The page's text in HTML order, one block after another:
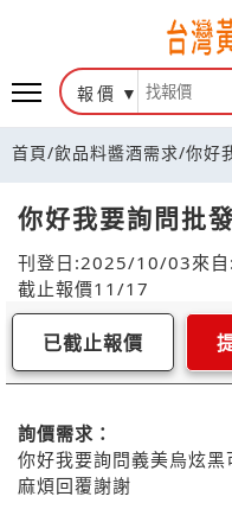
報價
首頁/飲品料醬酒需求/你好
你好我要詢問批
刊登日:2025/10/03來
截止報價11/17
已截止報價
詢價需求：
你好我要詢問義美烏炫
麻煩回覆謝謝